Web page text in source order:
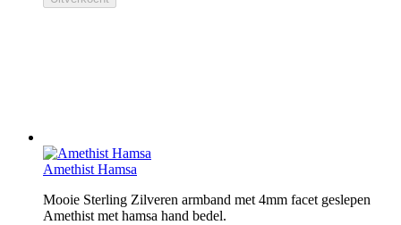
Amethist Hamsa
Mooie Sterling Zilveren armband met 4mm facet geslepen
Amethist met hamsa hand bedel.